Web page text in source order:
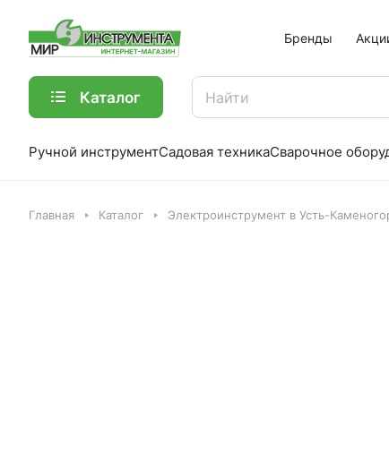
Бренды
Каталог
Ручной инструментСадовая техникаСварочное
Главная Каталог Электроинструмент в Усть-